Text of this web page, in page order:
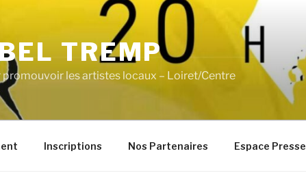
TREMP
les artistes locaux – Loiret/Centre
Inscriptions Nos Partenaires Espace Presse